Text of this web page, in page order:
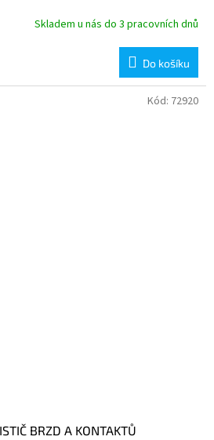
Skladem u nás do 3 pracovních dnů
Do košíku
BRZD A KONTAKTŮ
Kód: 72920